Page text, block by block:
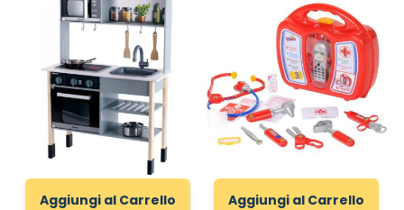
Aggiungi al Carrello Aggiungi al Carrello